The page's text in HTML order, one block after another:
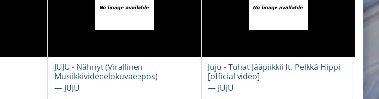
JUJU - Nähnyt (Virallinen
Musiikkivideoelokuvaeepos)
― JUJU
Juju - Tuhat Jääpiikkii ft. Pelkkä Hippi
[official video]
― JUJU